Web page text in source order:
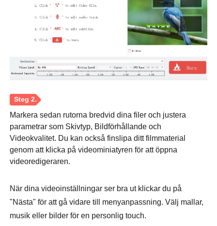
Steg 1.
Markera sedan rutorna bredvid dina filer och justera
parametrar som Skivtyp, Bildförhållande och
Videokvalitet. Du kan också finslipa ditt filmmaterial
genom att klicka på videominiatyren för att öppna
videoredigeraren.
När dina videoinställningar ser bra ut klickar du på
"Nästa" för att gå vidare till menyanpassning. Välj mallar,
musik eller bilder för en personlig touch.